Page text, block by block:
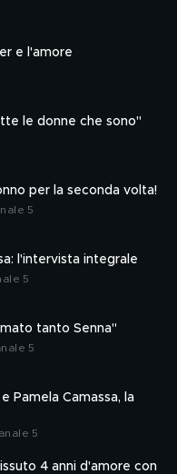
e l'amore
le donne che sono"
per la seconda volta!
5
l'intervista integrale
5
tanto Senna"
5
Pamela Camassa, la
5
4 anni d'amore con